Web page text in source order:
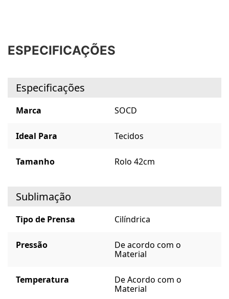
ESPECIFICAÇÕES
Especificações
Marca SOCD
Ideal Para Tecidos
Tamanho Rolo 42cm
Sublimação
Tipo de Prensa Cilíndrica
Pressão
De acordo com o
Material
Temperatura
De Acordo com o
Material